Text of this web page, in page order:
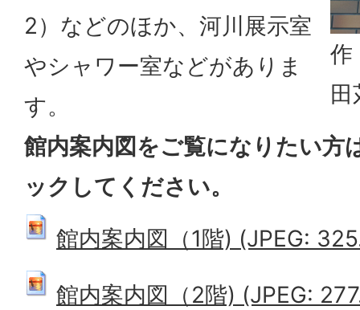
作
田
2）などのほか、河川展示室
やシャワー室などがありま
す。
館内案内図をご覧になりたい方
ックしてください。
館内案内図（1階) (JPEG:
館内案内図（2階) (JPEG: